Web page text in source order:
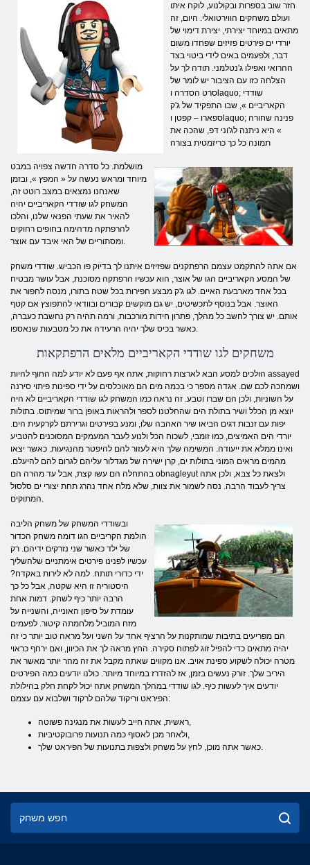
חזר שוב בספרות ובקולנוע, לוקח איתו
ועולם משחקים הווירטואלי. היום, זה
מתאים במיוחד יצירתי, יצירת דימוי של
יורדי ים פירטים פזיזים שפחדו משום
דבר, ולפעמים באים לידי ביטוי בצד
ההרואי ואפילו ג'נטלמני. תודה לך על
הצלחה כזו עם הציבור יש לומר של
סרט הסדרה וlaquo; שודדי
הקאריביים », שבו התפקיד של ג'ק
ספארו – קפטן וlaquo; פנינה שחורה
» היא ניתנה לג'וני דפ, שהכה את
תמונה כל כך כריזמטית בצורה
מושלמת. כל סדרה חדשה צפויה במבט
מיוחד ומראש נעשה על « המפץ », ובזמן
שאנחנו נמצאים במצב רוטט זה,
המשחק לגו שודדי הקאריביים יהיה
להאיר את שעתי הפנאי שלנו, והלכו
להרפתקה מדהימה בחופים רחוקים
ומסתוריים של האי איבד עם אוצר.
אם אתה להתקמט עצמם הרפתקנים שפזיזים איתנו לך בדיוק פו הכביש. שודדי משחק
של המסע הקאריביים הגו של אוצר, הוא עכשיו הרפתקה מסוכנת, אבל עושר מבטיח
בכל אחד מארבעת האיים. לגו ג'ק מבצע חפירות בכל שטח בתורו, מנסה לחפור את
האוצר. אבל בנוסף לתכשיטים, יש גם מוקשים קבורים ובוודאי להתפוצץ אם קטף
אותם. יש צורך לחשב כל מהלך, פתרון חידות מורכבות, ורמה תהיה רק ​​נחשבת כעברה,
כאשר בכיס שלך יהיה הרעידה את כל מטבעות שנאספו.
משחקים לגו שודדי הקאריביים מלאים הרפתקאות
הולכים למסע הבא לארצות רחוקות, אתה אף פעם לא יודע למה החוף להיות assayed
ושמחכה לכם שם. אגדה מספר כי בכמה מים הם מאוכלסים על ידי ספינות פיתוי סירנה
על השוניות, ולכן הם שברו וטבע. זה נראה כמו המשחק לגו שודדי הקאריביים לא היה
יוצא מן הכלל ושיר בתולת הים שהחלטנו לספר ולהראות באופן ברור שמיתוס. בתולות
יפות עם זנבות דגים הביאו שיר האהבה שלו, ומנע בפירטים וגרירתם לקרקעית הים.
יורדי הים האמיצים, כמו זומבי, לשכוח הכל ולנוע לעבר המעמקים המסוכנים להטביע
ואינו ממלא את ייעודה. המשימה שלך היא לעזור להם להיפטר מהנגיעות. כאשר יצאו
מהמים מראים המוני בתולות ים, קרן ישירה של מגדלור עליהם לגרום להם להיעלם.
בהתחלה הם עשו קצת, אבל עד מהרה הם obnagleyut ולצאת כל צבא, ולכן אתה
צריך לעבוד הרבה. נסה לשמור את צוות, שלא מלח אחד נהרג תחת יצורי ים סלסול
המתוקים.
ובשודדי המשחק של משחק הליבה
הולמת הקריביים הגו דומה משחק הכדור
של ילד כאשר שני נזרקים ידיהם. רק
עכשיו לפנינו פירטים אימתניים שלהשליך
ידי כדורי תותח. למה לא לירות באקדח?
היסטוריה זו היא שקטה, אבל כל כך
הרבה יותר כיף לשחק. דמות אחת
עומדת על סיפון האונייה, והשנייה על
מזח המוביל מלחמתה קיטור. לפעמים
הם מפריעים בתיבות שמותקנות על הרציף אחד על השני ועל מראה טוב יותר כי זה
יהיה מתאים כדי להפיל זוג לפתוח סקירה. החץ מראה לך את הכיוון, ואם ירחף כראוי
מטרה יכולה לשקוע ספינת אויב. אנו מקווים שאתה מקבל את זה מהר יותר מאשר את
היריב שלך. זורק נעשים בזמן, אז להזדרז במיוחד מיותר. כולנו יודעים כמה הפירטים
יודעים איך לעשות כיף. לגו שודדי במהלך המשחק אתה יכול לקחת חלק בהילולת
הפיראט וריקוד שלהם לרקוד ושלבוא עם עצמם:
ראשית, אתה חייב לעשות את מנגינה פשוטה,
ולאחר מכן לאסוף כמה תנועות פרובוקטיביות,
כאשר אתה מוכן, לחץ על משחק ולצפות בתנועות של הפיראט שלך.